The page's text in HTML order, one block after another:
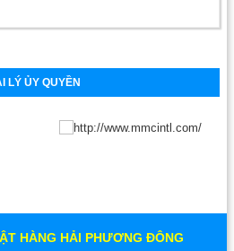
LÝ ỦY QUYỀN
HÀNG HẢI PHƯƠNG ĐÔNG